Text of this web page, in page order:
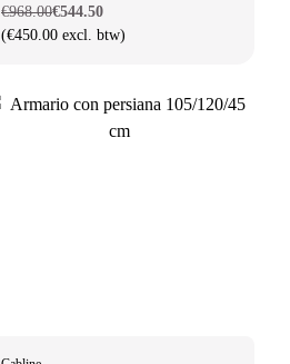
€968.00€544.50
(€450.00 excl. btw)